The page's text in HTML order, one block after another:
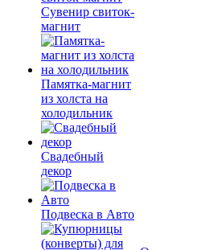
Сувенир свиток-
магнит
Памятка-магнит
из холста на
холодильник
Свадебный
декор
Подвеска в Авто